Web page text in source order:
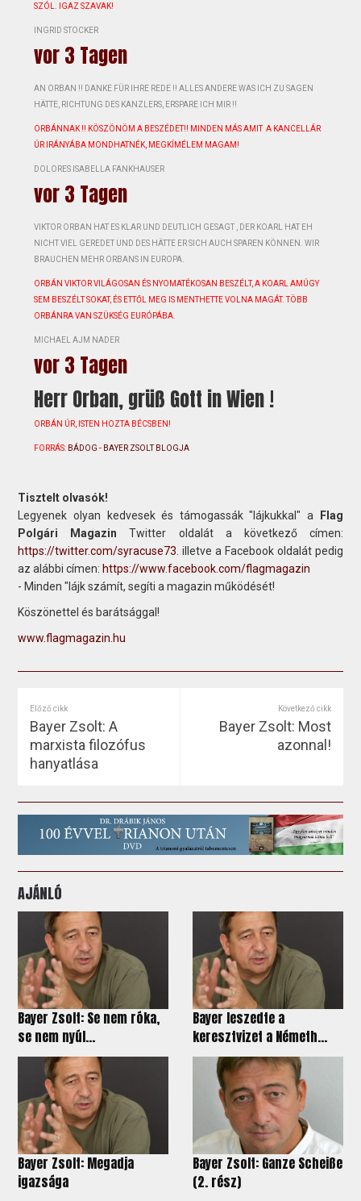
SZÓL. IGAZ SZAVAK!
INGRID STOCKER
vor 3 Tagen
AN ORBAN !! DANKE FÜR IHRE REDE !! ALLES ANDERE WAS ICH ZU SAGEN
HÄTTE, RICHTUNG DES KANZLERS, ERSPARE ICH MIR !!
ORBÁNNAK !! KÖSZÖNÖM A BESZÉDET!! MINDEN MÁS AMIT A KANCELLÁR
ÚR IRÁNYÁBA MONDHATNÉK, MEGKÍMÉLEM MAGAM!
DOLORES ISABELLA FANKHAUSER
vor 3 Tagen
VIKTOR ORBAN HAT ES KLAR UND DEUTLICH GESAGT , DER KOARL HAT EH
NICHT VIEL GEREDET UND DES HÄTTE ER SICH AUCH SPAREN KÖNNEN. WIR
BRAUCHEN MEHR ORBANS IN EUROPA.
ORBÁN VIKTOR VILÁGOSAN ÉS NYOMATÉKOSAN BESZÉLT, A KOARL AMÚGY
SEM BESZÉLT SOKAT, ÉS ETTŐL MEG IS MENTHETTE VOLNA MAGÁT. TÖBB
ORBÁNRA VAN SZÜKSÉG EURÓPÁBA.
MICHAEL AJM NADER
vor 3 Tagen
Herr Orban, grüß Gott in Wien !
ORBÁN ÚR, ISTEN HOZTA BÉCSBEN!
FORRÁS: BÁDOG - BAYER ZSOLT BLOGJA
Tisztelt olvasók!
Legyenek olyan kedvesek és támogassák "lájkukkal" a
Flag
Polgári Magazin Twitter oldalát a következő címen:
https://twitter.com/syracuse73 . illetve a Facebook oldalát pedig
az alábbi címen: https://www.facebook.com/flagmagazin
- Minden "lájk számít, segíti a magazin működését!
Köszönettel és barátsággal!
www.flagmagazin.hu
Előző cikk
Bayer Zsolt: A
marxista filozófus
hanyatlása
Következő cikk
Bayer Zsolt: Most
azonnal!
AJÁNLÓ
Bayer Zsolt: Se nem róka,
se nem nyúl...
Bayer leszedte a
keresztvizet a Németh...
Bayer Zsolt: Megadja
igazsága
Bayer Zsolt: Ganze Scheiße
(2. rész)